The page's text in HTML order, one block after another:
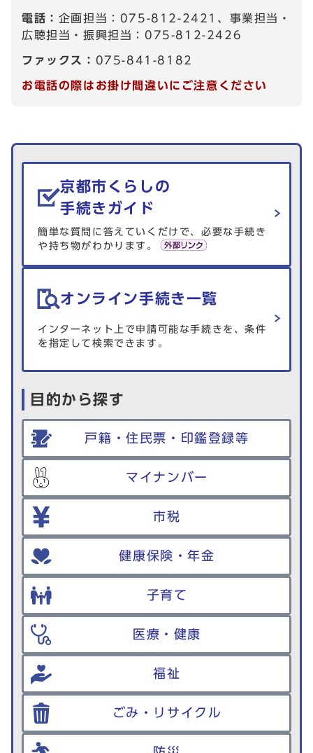
電話： 企画担当：075-812-2421、事業担当・
広聴担当・振興担当：075-812-2426
ファックス： 075-841-8182
お電話の際はお掛け間違いにご注意ください
生活情報を探す
京都市くらしの
手続きガイド
簡単な質問に答えていくだけで、必要な手続き
や持ち物がわかります。
オンライン手続き一覧
インターネット上で申請可能な手続きを、条件
を指定して検索できます。
目的から探す
戸籍・住民票・印鑑登録等
マイナンバー
市税
健康保険・年金
子育て
医療・健康
福祉
ごみ・リサイクル